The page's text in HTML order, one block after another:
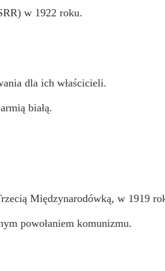
w 1922 roku.
dla ich właścicieli.
białą.
Międzynarodówką, w 1919
powołaniem komunizmu.